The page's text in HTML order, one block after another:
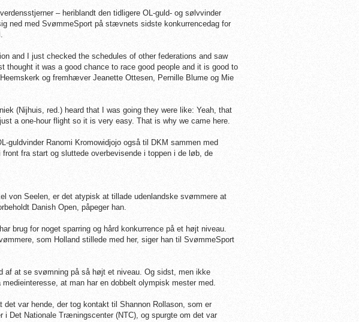
– heriblandt den tidligere OL-guld- og sølvvinder
ned med SvømmeSport på stævnets sidste konkurrencedag for
and I just checked the schedules of other federations and saw
thought it was a good chance to race good people and it is good to
og fremhæver Jeanette Ottesen, Pernille Blume og Mie
(Nijhuis, red.) heard that I was going they were like: Yeah, that
a one-hour flight so it is very easy. That is why we came here.
guldvinder Ranomi Kromowidjojo også til DKM sammen med
fra start og sluttede overbevisende i toppen i de løb, de
von Seelen, er det atypisk at tillade udenlandske svømmere at
Danish Open, påpeger han.
brug for noget sparring og hård konkurrence på et højt niveau.
som Holland stillede med her, siger han til SvømmeSport
af at se svømning på så højt et niveau. Og sidst, men ikke
at man har en dobbelt olympisk mester med.
var hende, der tog kontakt til Shannon Rollason, som er
Det Nationale Træningscenter (NTC), og spurgte om det var